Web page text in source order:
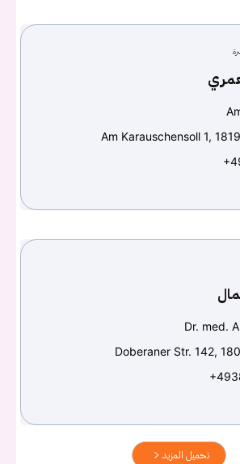
Am Karauschensoll 1,
Dr. med.
Doberaner Str. 142,
تحميل المزيد